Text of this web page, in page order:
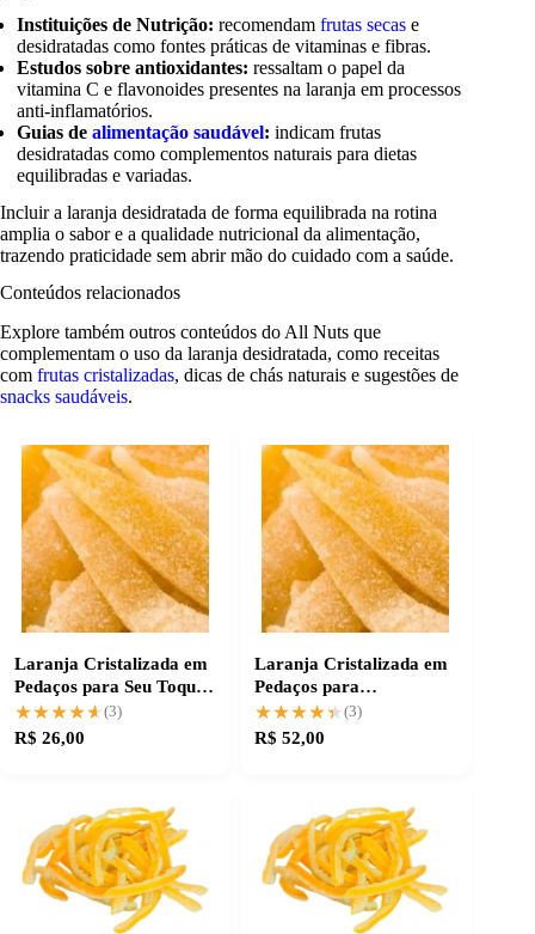
Instituições de Nutrição: recomendamfrutas secas e
desidratadas como fontes práticas de vitaminas e fibras.
Estudos sobre antioxidantes: ressaltam o papel da
vitamina C e flavonoides presentes na laranja em processos
anti-inflamatórios.
Guias dealimentação saudável: indicam frutas
desidratadas como complementos naturais para dietas
equilibradas e variadas.
Incluir a laranja desidratada de forma equilibrada na rotina
amplia o sabor e a qualidade nutricional da alimentação,
trazendo praticidade sem abrir mão do cuidado com a saúde.
Conteúdos relacionados
Explore também outros conteúdos do All Nuts que
complementam o uso da laranja desidratada, como receitas
com frutas cristalizadas, dicas de chás naturais e sugestões de
snacks saudáveis.
Laranja Cristalizada em
Pedaços para Seu Toque
Especial
★★★★★
★★★★★ (3)
R$ 26,00
Laranja Cristalizada em
Pedaços para
Finalizações Especiais
★★★★★
★★★★★(3)
R$ 52,00